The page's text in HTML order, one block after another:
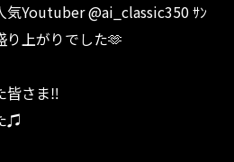
気Youtuber @ai_classic350 ｻﾝ
り上がりでした🫶
皆さま‼︎
♫